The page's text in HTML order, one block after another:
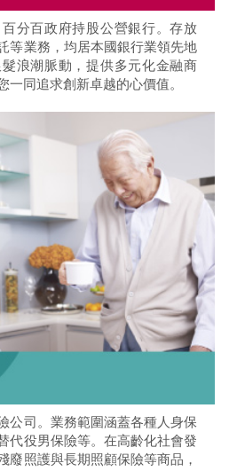
分百政府持股公營銀行。存放
等業務，均居本國銀行業領先地
浪潮脈動，提供多元化金融商
一同追求創新卓越的心價值。​
公司。業務範圍涵蓋各種人身保
代役男保險等。在高齡化社會發
廢照護與長期照顧保險等商品，